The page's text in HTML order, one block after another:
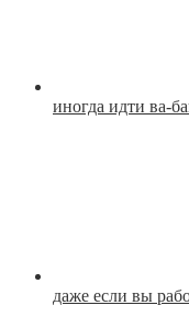
иногда идти ва-
даже если вы